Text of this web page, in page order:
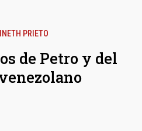
PRIETO
de Petro y del